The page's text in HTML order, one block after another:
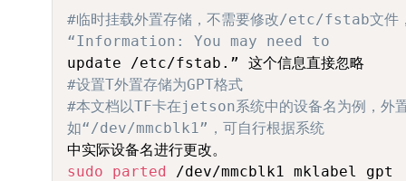
#临时挂载外置存储，不需要修改/etc/fstab文件
“Information: You may need to
#设置T外置存储为GPT格式
#本文档以TF卡在jetson系统中的设备名为例，外
如“/dev/mmcblk1”，可自行根据系统
sudo
parted